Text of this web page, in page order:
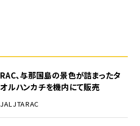
RAC、与那国島の景色が詰まったタ
オルハンカチを機内にて販売
JALJTARAC